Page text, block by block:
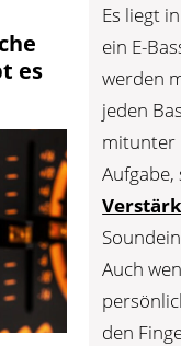
es
Es liegt
ein E-
werden
jeden
mitunter
Auch
den